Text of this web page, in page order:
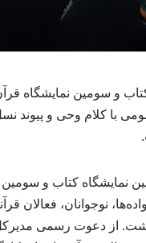
کتاب و سومین نمایشگاه
با کلام وحی و پیوند
نمایشگاه کتاب و
نوجوانان، فعالان
از دعوت رسمی